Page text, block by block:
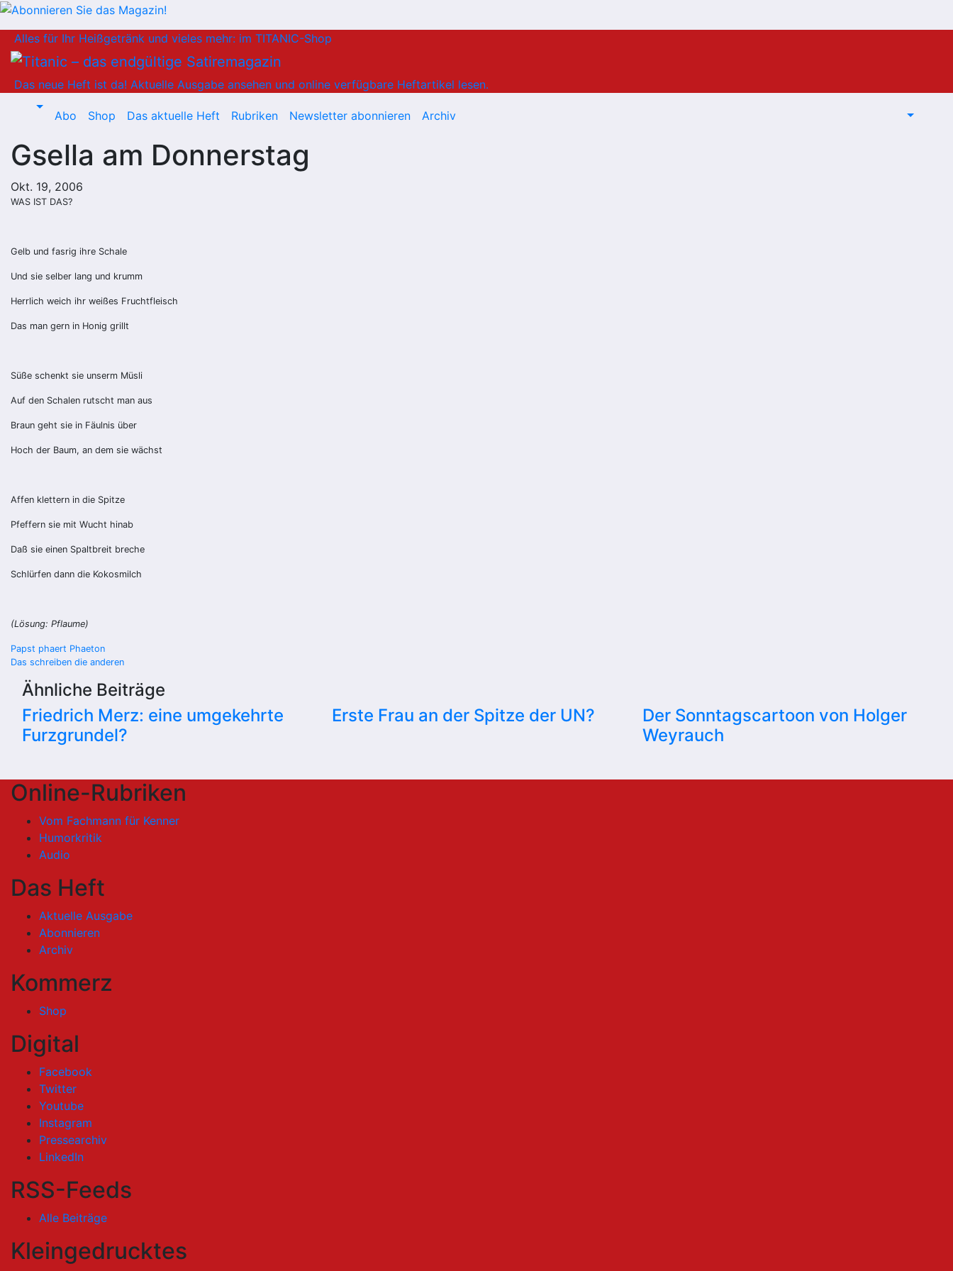
Inhalt
springen
Alles für Ihr Heißgetränk und vieles mehr: im TITANIC-Shop
Das neue Heft ist da! Aktuelle Ausgabe ansehen und online verfügbare Heftartikel lesen.
Abo Shop Das aktuelle Heft Rubriken Newsletter abonnieren Archiv
Gsella am Donnerstag
Okt. 19, 2006
WAS IST DAS?
Gelb und fasrig ihre Schale
Und sie selber lang und krumm
Herrlich weich ihr weißes Fruchtfleisch
Das man gern in Honig grillt
Süße schenkt sie unserm Müsli
Auf den Schalen rutscht man aus
Braun geht sie in Fäulnis über
Hoch der Baum, an dem sie wächst
Affen klettern in die Spitze
Pfeffern sie mit Wucht hinab
Daß sie einen Spaltbreit breche
Schlürfen dann die Kokosmilch
(Lösung: Pflaume)
Beitragsnavigation
Papst phaert Phaeton
Das schreiben die anderen
Ähnliche Beiträge
Friedrich Merz: eine umgekehrte
Furzgrundel?
Erste Frau an der Spitze der UN?
Der Sonntagscartoon von Holger
Weyrauch
Online-Rubriken
Vom Fachmann für Kenner
Humorkritik
Audio
Das Heft
Aktuelle Ausgabe
Abonnieren
Archiv
Kommerz
Shop
Digital
Facebook
Twitter
Youtube
Instagram
Pressearchiv
LinkedIn
RSS-Feeds
Alle Beiträge
Kleingedrucktes